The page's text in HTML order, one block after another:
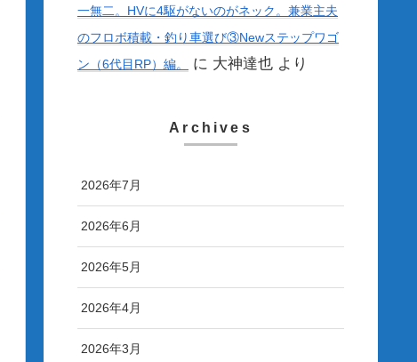
一無二。HVに4駆がないのがネック。兼業主夫
のフロボ積載・釣り車選び③Newステップワゴ
ン（6代目RP）編。
に 大神達也 より
Archives
2026年7月
2026年6月
2026年5月
2026年4月
2026年3月